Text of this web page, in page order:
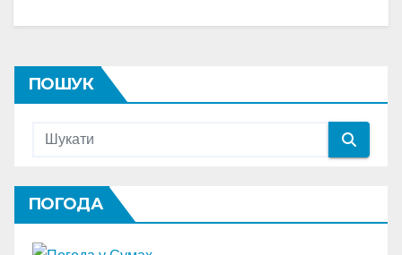
ПОШУК
ПОГОДА